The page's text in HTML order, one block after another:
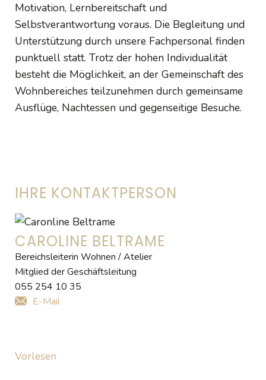
Motivation, Lernbereitschaft und
Selbstverantwortung voraus. Die Begleitung und
Unterstützung durch unsere Fachpersonal finden
punktuell statt. Trotz der hohen Individualität
besteht die Möglichkeit, an der Gemeinschaft des
Wohnbereiches teilzunehmen durch gemeinsame
Ausflüge, Nachtessen und gegenseitige Besuche.
IHRE KONTAKTPERSON
CAROLINE BELTRAME
Bereichsleiterin Wohnen / Atelier
Mitglied der Geschäftsleitung
055 254 10 35
E-Mail
Vorlesen